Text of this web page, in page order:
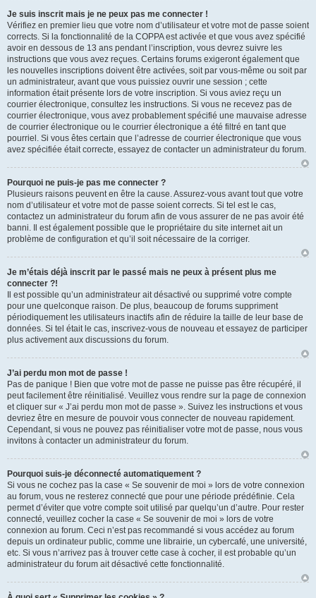
Je suis inscrit mais je ne peux pas me connecter !
Vérifiez en premier lieu que votre nom d’utilisateur et votre mot de passe soient
corrects. Si la fonctionnalité de la COPPA est activée et que vous avez spécifié
avoir en dessous de 13 ans pendant l’inscription, vous devrez suivre les
instructions que vous avez reçues. Certains forums exigeront également que
les nouvelles inscriptions doivent être activées, soit par vous-même ou soit par
un administrateur, avant que vous puissiez ouvrir une session ; cette
information était présente lors de votre inscription. Si vous aviez reçu un
courrier électronique, consultez les instructions. Si vous ne recevez pas de
courrier électronique, vous avez probablement spécifié une mauvaise adresse
de courrier électronique ou le courrier électronique a été filtré en tant que
pourriel. Si vous êtes certain que l’adresse de courrier électronique que vous
avez spécifiée était correcte, essayez de contacter un administrateur du forum.
Pourquoi ne puis-je pas me connecter ?
Plusieurs raisons peuvent en être la cause. Assurez-vous avant tout que votre
nom d’utilisateur et votre mot de passe soient corrects. Si tel est le cas,
contactez un administrateur du forum afin de vous assurer de ne pas avoir été
banni. Il est également possible que le propriétaire du site internet ait un
problème de configuration et qu’il soit nécessaire de la corriger.
Je m’étais déjà inscrit par le passé mais ne peux à présent plus me
connecter ?!
Il est possible qu’un administrateur ait désactivé ou supprimé votre compte
pour une quelconque raison. De plus, beaucoup de forums suppriment
périodiquement les utilisateurs inactifs afin de réduire la taille de leur base de
données. Si tel était le cas, inscrivez-vous de nouveau et essayez de participer
plus activement aux discussions du forum.
J’ai perdu mon mot de passe !
Pas de panique ! Bien que votre mot de passe ne puisse pas être récupéré, il
peut facilement être réinitialisé. Veuillez vous rendre sur la page de connexion
et cliquer sur « J’ai perdu mon mot de passe ». Suivez les instructions et vous
devriez être en mesure de pouvoir vous connecter de nouveau rapidement.
Cependant, si vous ne pouvez pas réinitialiser votre mot de passe, nous vous
invitons à contacter un administrateur du forum.
Pourquoi suis-je déconnecté automatiquement ?
Si vous ne cochez pas la case « Se souvenir de moi » lors de votre connexion
au forum, vous ne resterez connecté que pour une période prédéfinie. Cela
permet d’éviter que votre compte soit utilisé par quelqu’un d’autre. Pour rester
connecté, veuillez cocher la case « Se souvenir de moi » lors de votre
connexion au forum. Ceci n’est pas recommandé si vous accédez au forum
depuis un ordinateur public, comme une librairie, un cybercafé, une université,
etc. Si vous n’arrivez pas à trouver cette case à cocher, il est probable qu’un
administrateur du forum ait désactivé cette fonctionnalité.